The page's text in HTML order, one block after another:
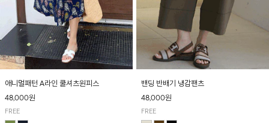
애니멀패턴 A라인 쿨셔츠원피스
48,000원
FREE
밴딩 반배기 냉감팬츠
48,000원
FREE